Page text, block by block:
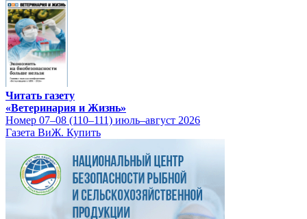
Читать газету
«Ветеринария и Жизнь»
Номер 07–08 (110–111) июль–август 2026
Газета ВиЖ. Купить